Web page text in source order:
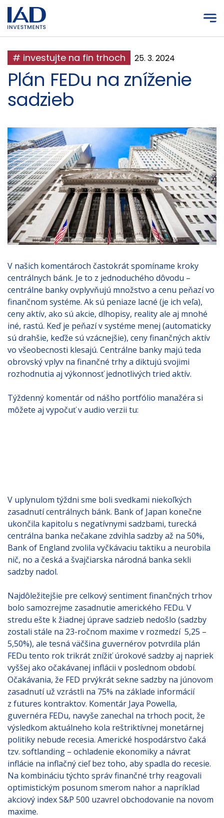
Prejsť na hlavný obsah
# investujte na fin trhoch 25. 3. 2024
Plán FEDu na zníženie
sadzieb
V našich komentároch častokrát spomíname kroky
centrálnych bánk. Je to z jednoduchého dôvodu –
centrálne banky ovplyvňujú množstvo a cenu peňazí vo
finančnom systéme. Ak sú peniaze lacné (je ich veľa),
ceny aktív, ako sú akcie, dlhopisy, reality ale aj mnohé
iné, rastú. Keď je peňazí v systéme menej (automaticky
sú drahšie, keďže sú vzácnejšie), ceny finančných aktív
vo všeobecnosti klesajú. Centrálne banky majú teda
obrovský vplyv na finančné trhy a diktujú svojimi
rozhodnutia aj výkonnosť jednotlivých tried aktív.
Týždenný komentár od nášho portfólio manažéra si
môžete aj vypočuť v audio verzii tu:
V uplynulom týždni sme boli svedkami niekoľkých
zasadnutí centrálnych bánk. Bank of Japan konečne
ukončila kapitolu s negatívnymi sadzbami, turecká
centrálna banka nečakane zdvihla sadzby až na 50%,
Bank of England zvolila vyčkávaciu taktiku a neurobila
nič, no a česká a švajčiarska národná banka sekli
sadzby nadol.
Najdôležitejšie pre celkový sentiment finančných trhov
bolo samozrejme zasadnutie amerického FEDu. V
stredu ešte k žiadnej úprave sadzieb nedošlo (sadzby
zostali stále na 23-ročnom maxime v rozmedzí 5,25 –
5,50%), ale tesná väčšina guvernérov potvrdila plán
FEDu tento rok trikrát znížiť úrokové sadzby aj napriek
vyššej ako očakávanej inflácii v poslednom období.
Očakávania, že FED prvýkrát sekne sadzby na júnovom
zasadnutí už vzrástli na 75% na základe informácií
z futures kontraktov. Komentár Jaya Powella,
guvernéra FEDu, navyše zanechal na trhoch pocit, že
výsledkom aktuálneho kola reštriktívnej monetárnej
politiky nebude recesia. Americké hospodárstvo čaká
tzv. softlanding – ochladenie ekonomiky a návrat
inflácie na inflačný cieľ bez toho, aby spadla do recesie.
Na kombináciu týchto správ finančné trhy reagovali
optimistickým posunom smerom nahor a napríklad
akciový index S&P 500 uzavrel obchodovanie na novom
maxime.